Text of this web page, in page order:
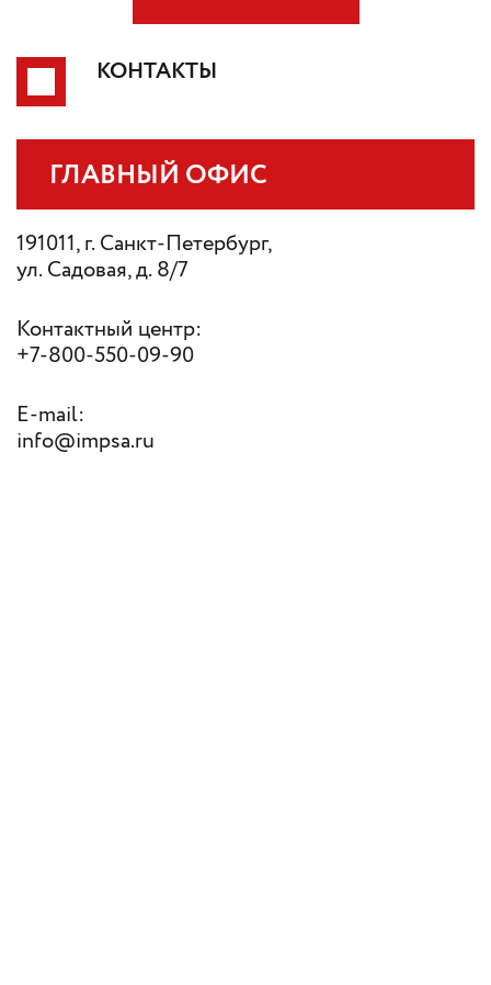
КОНТАКТЫ
ГЛАВНЫЙ ОФИС
191011, г. Санкт-Петербург,
ул. Садовая, д. 8/7
Контактный центр:
+7-800-550-09-90
E-mail:
info@impsa.ru